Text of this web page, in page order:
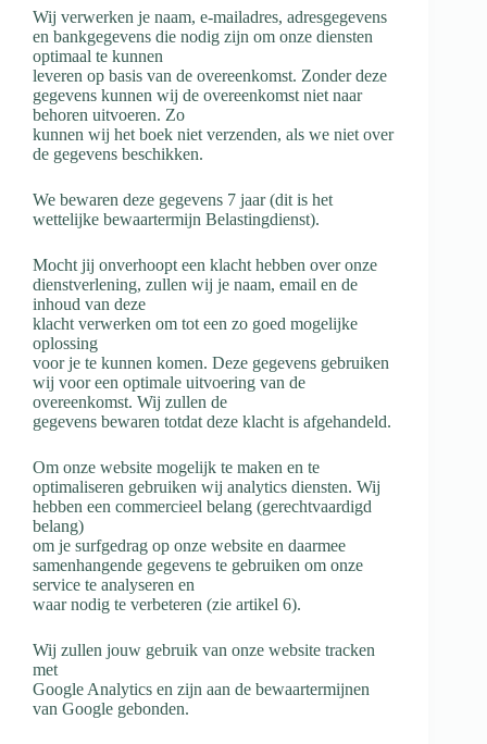
Wij verwerken je naam, e-mailadres, adresgegevens
en bankgegevens die nodig zijn om onze diensten
optimaal te kunnen
leveren op basis van de overeenkomst. Zonder deze
gegevens kunnen wij de overeenkomst niet naar
behoren uitvoeren. Zo
kunnen wij het boek niet verzenden, als we niet over
de gegevens beschikken.
We bewaren deze gegevens 7 jaar (dit is het
wettelijke bewaartermijn Belastingdienst).
Mocht jij onverhoopt een klacht hebben over onze
dienstverlening, zullen wij je naam, email en de
inhoud van deze
klacht verwerken om tot een zo goed mogelijke
oplossing
voor je te kunnen komen. Deze gegevens gebruiken
wij voor een optimale uitvoering van de
overeenkomst. Wij zullen de
gegevens bewaren totdat deze klacht is afgehandeld.
Om onze website mogelijk te maken en te
optimaliseren gebruiken wij analytics diensten. Wij
hebben een commercieel belang (gerechtvaardigd
belang)
om je surfgedrag op onze website en daarmee
samenhangende gegevens te gebruiken om onze
service te analyseren en
waar nodig te verbeteren (zie artikel 6).
Wij zullen jouw gebruik van onze website tracken
met
Google Analytics en zijn aan de bewaartermijnen
van Google gebonden.